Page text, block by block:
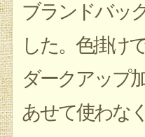
ブランドバッ
した。色掛け
ダークアップ
あせて使わな